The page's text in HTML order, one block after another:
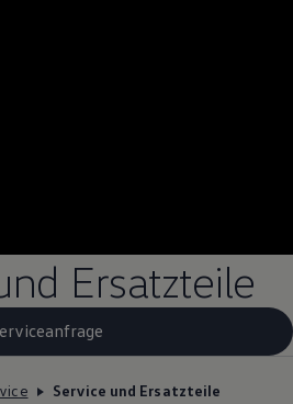
Ersatzteile
Service und Ersatzteile